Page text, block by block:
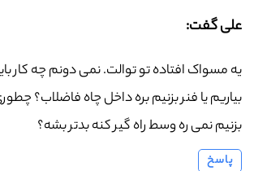
علی گفت:
یه مسواک افتاده تو توالت. نمی دونم چه کار
بیاریم یا فنر بزنیم بره داخل چاه فاضلاب؟
بزنیم نمی ره وسط راه گیر کنه بدتر بشه؟
پاسخ